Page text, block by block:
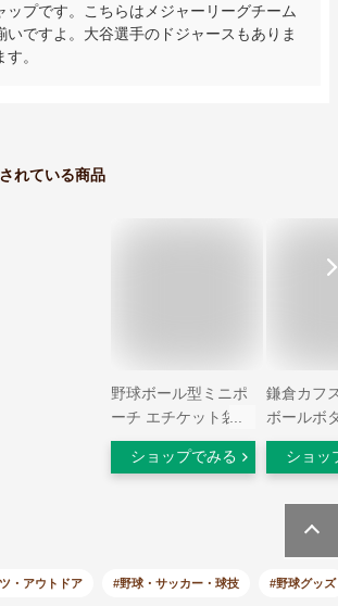
ップです。こちらはメジャーリーグチーム
いですよ。大谷選手のドジャースもありま
。
れている商品
野球ボール型ミニポ
ーチ エチケット袋ケ
ース 携帯ゴミ袋ケー
ス 袋48枚付き ペッ
ベースボールステッ
ショップでみる
鎌倉カフ
ボールボ
ボタンメ
リンクス
彼氏 父
プレゼン
ショッ
・アウトドア #野球・サッカー・球技 #野球グッズ